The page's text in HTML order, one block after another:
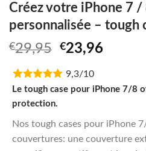
Créez votre iPhone 7 /
personnalisée – tough
€29,95 Original
was:
€29,95.
€23,96
9,3/10
Le tough case pour iPhone 7/8
protection.
Nos tough cases pour iPhone
couvertures: une couverture